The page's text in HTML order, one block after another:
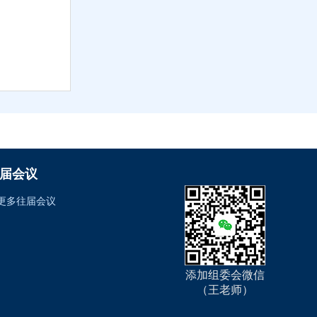
会议
多往届会议
添加组委会微信
（王老师）